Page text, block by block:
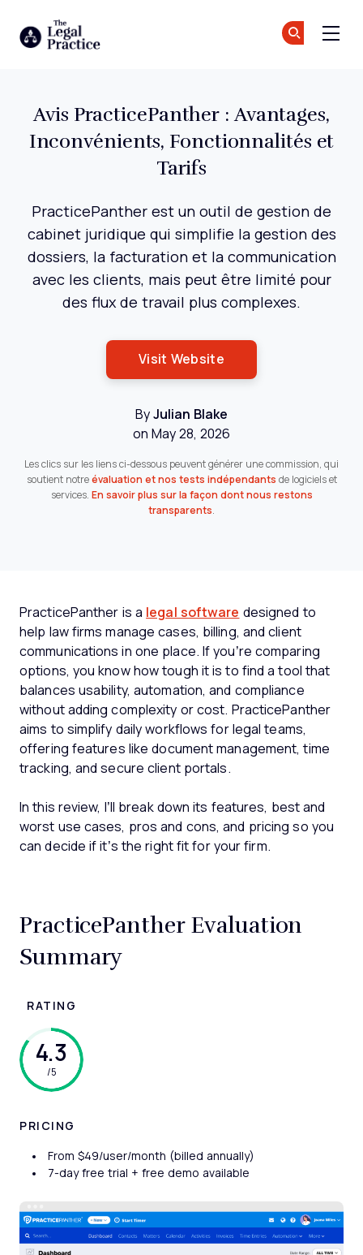
Avis PracticePanther : Avantages,
Inconvénients, Fonctionnalités et
Tarifs
PracticePanther est un outil de gestion de
cabinet juridique qui simplifie la gestion des
dossiers, la facturation et la communication
avec les clients, mais peut être limité pour
des flux de travail plus complexes.
Visit Website
By Julian Blake
on May 28, 2026
Les clics sur les liens ci-dessous peuvent générer une commission, qui
soutient notre évaluation et nos tests indépendants de logiciels et
services. En savoir plus sur la façon dont nous restons
transparents.
PracticePanther is a legal software designed to
help law firms manage cases, billing, and client
communications in one place. If you’re comparing
options, you know how tough it is to find a tool that
balances usability, automation, and compliance
without adding complexity or cost. PracticePanther
aims to simplify daily workflows for legal teams,
offering features like document management, time
tracking, and secure client portals.
In this review, I’ll break down its features, best and
worst use cases, pros and cons, and pricing so you
can decide if it’s the right fit for your firm.
PracticePanther Evaluation
Summary
RATING
4.3
/5
PRICING
From $49/user/month (billed annually)
7-day free trial + free demo available